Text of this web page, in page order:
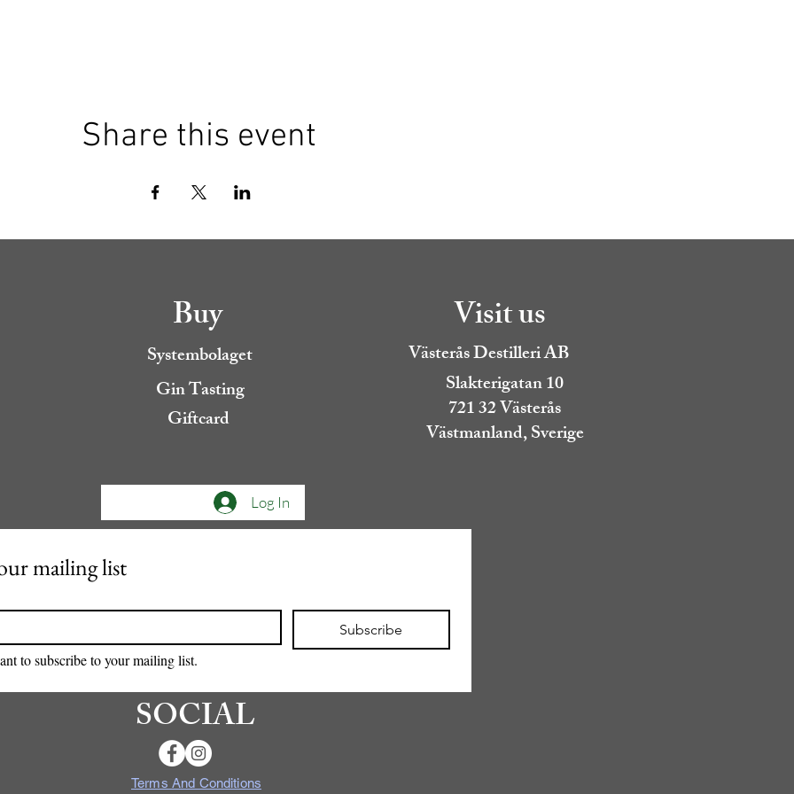
Share this event
Buy
Systembolaget
Gin Tasting
Giftcard
Visit us
Västerås Destilleri AB
Slakterigatan 10
721 32 Västerås
Västmanland, Sverige
Log In
mailing list
Subscribe
to subscribe to your mailing list.
SOCIAL
Terms And Conditions